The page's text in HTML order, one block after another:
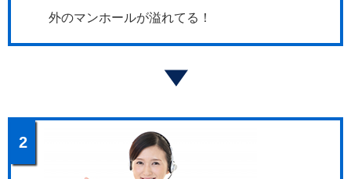
外のマンホールが溢れてる！
2